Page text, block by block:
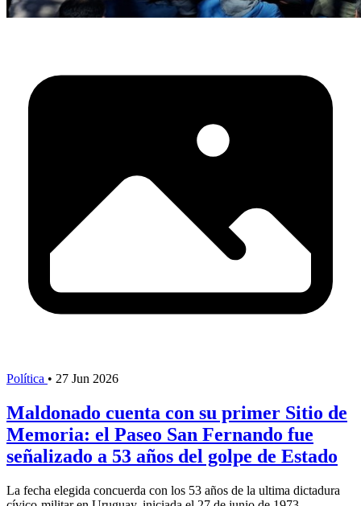
Política • 27 Jun 2026
Maldonado cuenta con su primer Sitio de
Memoria: el Paseo San Fernando fue
señalizado a 53 años del golpe de Estado
La fecha elegida concuerda con los 53 años de la ultima dictadura